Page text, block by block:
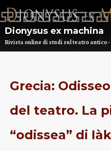
Dionysus ex machina
Rivista online di studi sul teatro antico -
Grecia:
del teatro. La
“odissea” di